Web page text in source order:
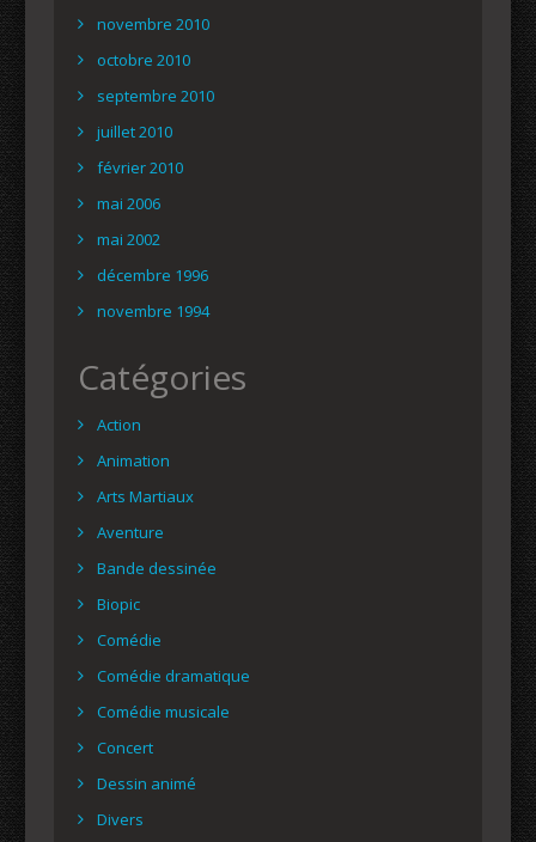
novembre 2010
octobre 2010
septembre 2010
juillet 2010
février 2010
mai 2006
mai 2002
décembre 1996
novembre 1994
Catégories
Action
Animation
Arts Martiaux
Aventure
Bande dessinée
Biopic
Comédie
Comédie dramatique
Comédie musicale
Concert
Dessin animé
Divers